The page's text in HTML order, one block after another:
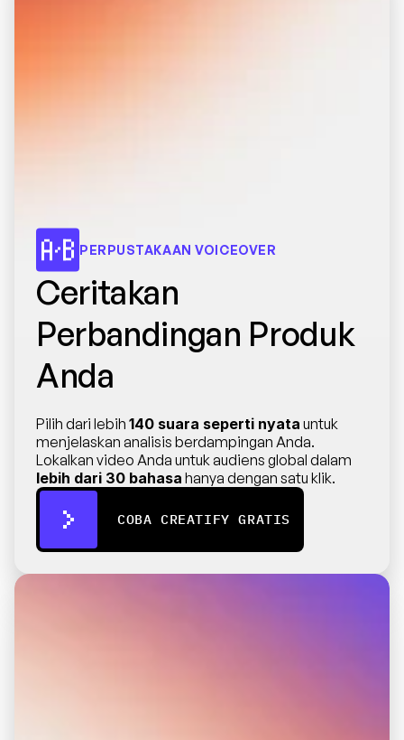
PERPUSTAKAAN VOICEOVER
Ceritakan
Perbandingan Produk
Anda
Pilih dari lebih 140 suara seperti nyata untuk
menjelaskan analisis berdampingan Anda.
lebih dari 30 bahasa hanya dengan satu klik.
COBA CREATIFY GRATIS